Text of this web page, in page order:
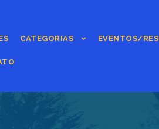
CATEGORIAS EVENTOS/